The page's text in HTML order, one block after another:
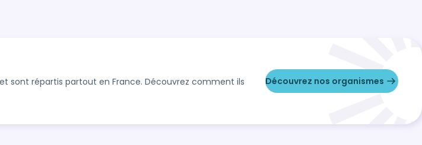
sont répartis partout en France. Découvrez comment ils
Découvrez nos organismes